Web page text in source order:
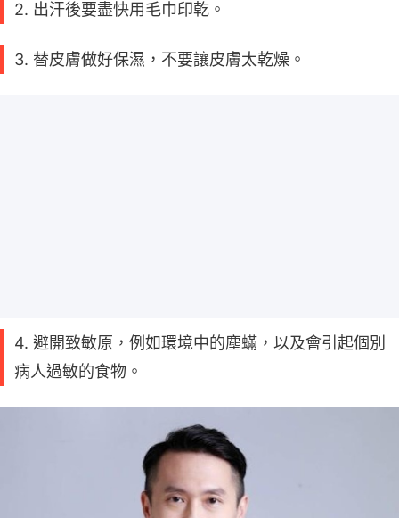
2. 出汗後要盡快用毛巾印乾。
3. 替皮膚做好保濕，不要讓皮膚太乾燥。
4. 避開致敏原，例如環境中的塵蟎，以及會引起個別
病人過敏的食物。